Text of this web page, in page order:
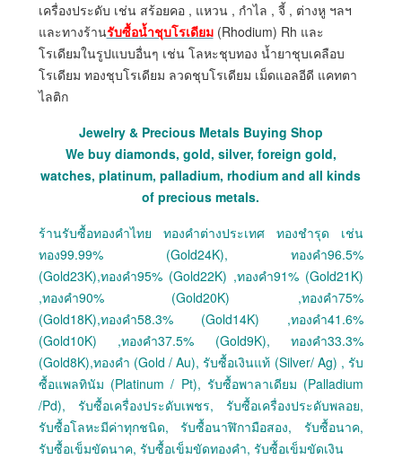
เครื่องประดับ เช่น สร้อยคอ , แหวน , กำไล , จี้ , ต่างหู ฯลฯ
และทางร้านรับซื้อน้ำชุบโรเดียม(Rhodium) Rh และ
โรเดียมในรูปแบบอื่นๆ เช่น โลหะชุบทอง น้ำยาชุบเคลือบ
โรเดียม ทองชุบโรเดียม ลวดชุบโรเดียม เม็ดแอลอีดี แคทตา
ไลติก
Jewelry & Precious Metals Buying Shop
We buy diamonds, gold, silver, foreign gold,
watches, platinum, palladium, rhodium and all kinds
of precious metals.
ร้านรับซื้อทองคำไทย ทองคำต่างประเทศ ทองชำรุด เช่น
ทอง99.99% (Gold24K), ทองคำ96.5%
(Gold23K),ทองคำ95% (Gold22K) ,ทองคำ91% (Gold21K)
,ทองคำ90% (Gold20K) ,ทองคำ75%
(Gold18K),ทองคำ58.3% (Gold14K) ,ทองคำ41.6%
(Gold10K) ,ทองคำ37.5% (Gold9K), ทองคำ33.3%
(Gold8K),ทองคำ (Gold / Au), รับซื้อเงินแท้ (Silver/ Ag) , รับ
ซื้อแพลทินัม (Platinum / Pt), รับซื้อพาลาเดียม (Palladium
/Pd), รับซื้อเครื่องประดับเพชร, รับซื้อเครื่องประดับพลอย,
รับซื้อโลหะมีค่าทุกชนิด, รับซื้อนาฬิกามือสอง, รับซื้อนาค,
รับซื้อเข็มขัดนาค, รับซื้อเข็มขัดทองคำ, รับซื้อเข็มขัดเงิน